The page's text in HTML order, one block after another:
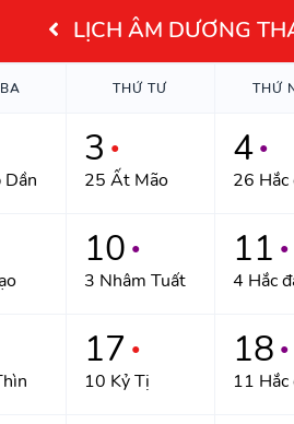
LỊCH ÂM DƯƠNG
THỨ TƯ THỨ
Dần
3 ●
25 Ất Mão
4 ●
26 Hắc
10 ●
3 Nhâm Tuất
11 ●
4 Hắc
17 ●
10 Kỷ Tị
18 ●
11 Hắc